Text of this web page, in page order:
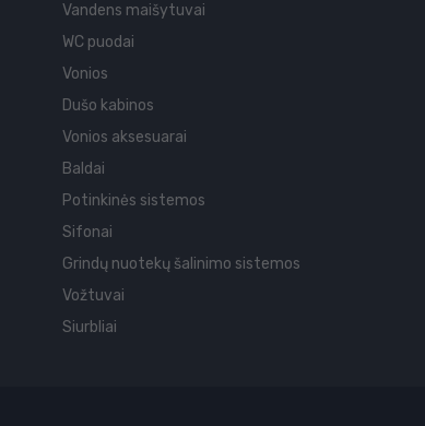
Vandens maišytuvai
WC puodai
Vonios
Dušo kabinos
Vonios aksesuarai
Baldai
Potinkinės sistemos
Sifonai
Grindų nuotekų šalinimo sistemos
Vožtuvai
Siurbliai